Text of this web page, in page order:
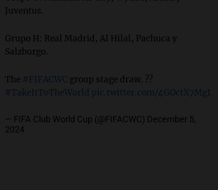
Juventus.
Grupo H: Real Madrid, Al Hilal, Pachuca y
Salzburgo.
The #FIFACWC group stage draw. ??
#TakeItToTheWorld pic.twitter.com/4GOctX7MgI
— FIFA Club World Cup (@FIFACWC) December 5,
2024